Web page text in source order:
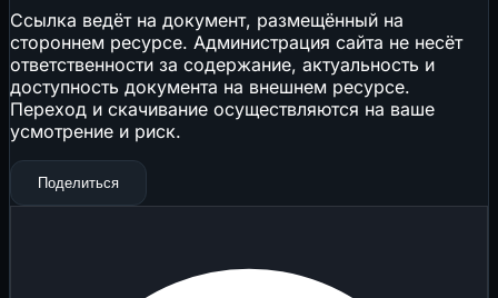
Ссылка ведёт на документ, размещённый на
стороннем ресурсе. Администрация сайта не несёт
ответственности за содержание, актуальность и
доступность документа на внешнем ресурсе.
Переход и скачивание осуществляются на ваше
усмотрение и риск.
Поделиться